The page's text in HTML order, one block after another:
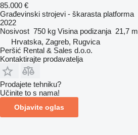
85.000 €
Građevinski strojevi - škarasta platforma
2022
Nosivost 750 kg Visina podizanja 21,7 m
Hrvatska, Zagreb, Rugvica
Peršić Rental & Sales d.o.o.
Kontaktirajte prodavatelja
Prodajete tehniku?
Učinite to s nama!
Objavite oglas